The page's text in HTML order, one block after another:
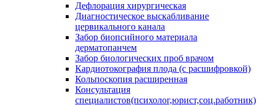
Дефлорация хирургическая
Диагностическое выскабливание
цервикального канала
Забор биопсийного материала
дерматопанчем
Забор биологических проб врачом
Кардиотокография плода (с расшифровкой)
Кольпоскопия расширенная
Консультация
специалистов(психолог,юрист,соц.работник)